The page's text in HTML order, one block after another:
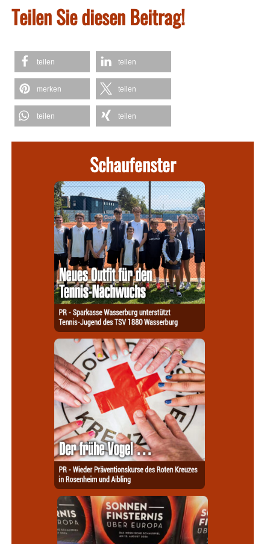
Teilen Sie diesen Beitrag!
teilen teilen
merken teilen
teilen teilen
Schaufenster